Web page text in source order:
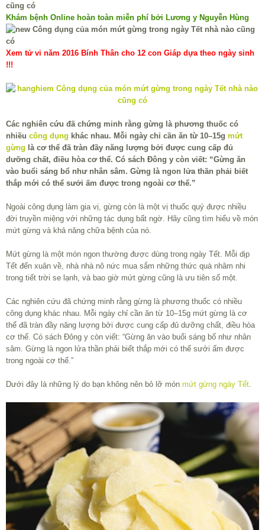
Khám bệnh Online hoàn toàn miễn phí bởi Lương y Nguyễn Hùng
Xem tử vi năm 2016 Bính Thân cho 12 con Giáp dựa theo ngày sinh
!!!
Các nghiên cứu đã chứng minh rằng gừng là phương thuốc có
nhiều công dụng khác nhau. Mỗi ngày chỉ cần ăn từ 10–15g mứt
gừng là cơ thể đã tràn đầy năng lượng bởi được cung cấp đủ
dưỡng chất, điều hòa cơ thể. Có sách Đông y còn viết: “Gừng ăn
vào buổi sáng bổ như nhân sâm. Gừng là ngon lửa thần phải biết
thắp mới có thể sưởi ấm được trong ngoài cơ thể.”
Ngoài công dụng làm gia vị, gừng còn là một vị thuốc quý được nhiều
đời truyền miệng với những tác dụng bất ngờ. Hãy cũng tìm hiểu về món
mứt gừng và khả năng chữa bệnh của nó.
Mứt gừng là một món ngon thường được dùng trong ngày Tết. Mỗi dịp
Tết đến xuân về, nhà nhà nô nức mua sắm những thức quà nhâm nhi
trong tiết trời se lạnh, và bao giờ mứt gừng cũng là ưu tiên số một.
Các nghiên cứu đã chứng minh rằng gừng là phương thuốc có nhiều
công dụng khác nhau. Mỗi ngày chỉ cần ăn từ 10–15g mứt gừng là cơ
thể đã tràn đầy năng lượng bởi được cung cấp đủ dưỡng chất, điều hòa
cơ thể. Có sách Đông y còn viết: “Gừng ăn vào buổi sáng bổ như nhân
sâm. Gừng là ngon lửa thần phải biết thắp mới có thể sưởi ấm được
trong ngoài cơ thể.”
Dưới đây là những lý do bạn không nên bỏ lỡ món mứt gừng ngày Tết.